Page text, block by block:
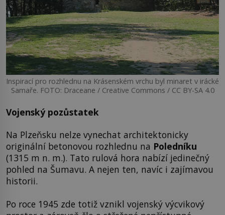
Inspirací pro rozhlednu na Krásenském vrchu byl minaret v irácké
Samaře. FOTO: Draceane / Creative Commons / CC BY-SA 4.0
Vojenský pozůstatek
Na Plzeňsku nelze vynechat architektonicky
originální betonovou rozhlednu na Poledníku
(1315 m n. m.). Tato rulová hora nabízí jedinečný
pohled na Šumavu. A nejen ten, navíc i zajímavou
historii.
Po roce 1945 zde totiž vznikl vojenský výcvikový